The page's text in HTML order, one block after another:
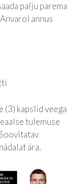
palju parema
annus
(3) kapslid veega
tulemuse
ära.